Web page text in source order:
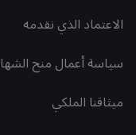
الاعتماد الذي نقدمه
سياسة أعمال منح
ميثاقنا الملكي